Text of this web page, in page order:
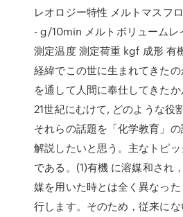
レオロジー特性 メルトマスフ
- g/10min メルトボリューム
測定温度 測定荷重 kgf 成形 有
経緯でこの世に生まれてきた
を通して人間に奉仕してきた
21世紀にむけて, どのような役
それらの話題を「化学教育」
解説したいと思う。主なトピ
である。(1)有機 に溶媒和され
媒を用いた時とは全く異なっ
行します。そのため，従来に